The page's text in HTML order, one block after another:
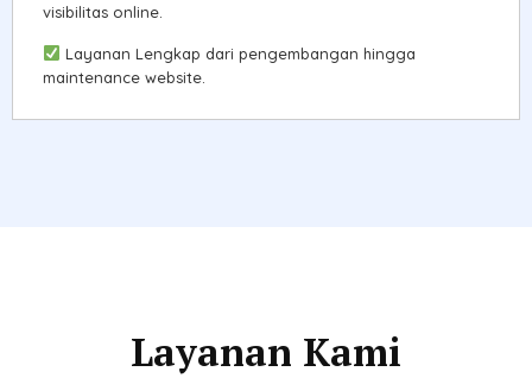
visibilitas online.
Layanan Lengkap dari pengembangan hingga
maintenance website.
Layanan Kami